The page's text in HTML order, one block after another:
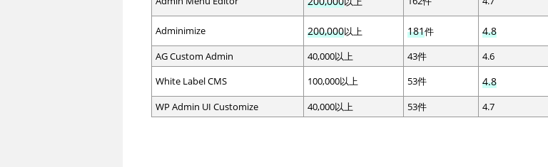
Adminimize 200,000以上 181件 4.8
AG Custom Admin 40,000以上 43件
4.6
White Label CMS
100,000以上 53件 4.8
WP Admin UI Customize 40,000以上 53件 4.7